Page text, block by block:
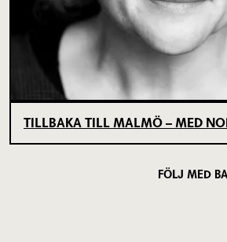
TILLBAKA TILL MALMÖ – MED
FÖLJ MED